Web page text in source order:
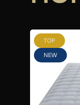
TOP
NEW